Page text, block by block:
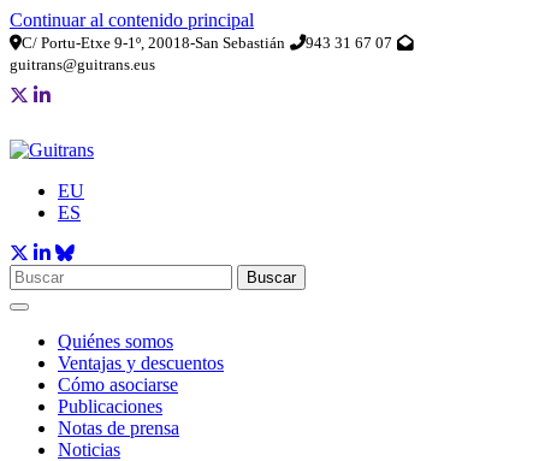
Continuar al contenido principal
C/ Portu-Etxe 9-1º, 20018-San Sebastián
943 31 67 07
guitrans@guitrans.eus
EU
ES
Buscar
Quiénes somos
Ventajas y descuentos
Cómo asociarse
Publicaciones
Notas de prensa
Noticias